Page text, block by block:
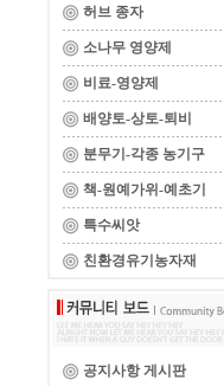
허브 종자
소나무 영양제
비료-영양제
배양토-상토-퇴비
분무기-각종 농기구
책-원예가위-예초기
특수씨앗
친환경유기농자재
공지사항 게시판